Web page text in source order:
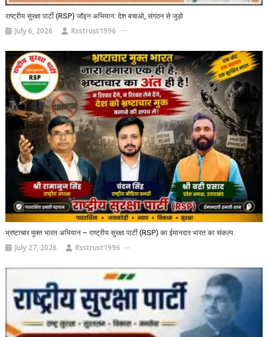
राष्ट्रीय सुरक्षा पार्टी (RSP) जॉइन अभियान: देश बचाओ, संगठन से जुड़ो
July 6, 2026 Rsstrust1996
भ्रष्टाचार मुक्त भारत अभियान – राष्ट्रीय सुरक्षा पार्टी (RSP) का ईमानदार भारत का संकल्प
July 27, 2026 Rsstrust1996